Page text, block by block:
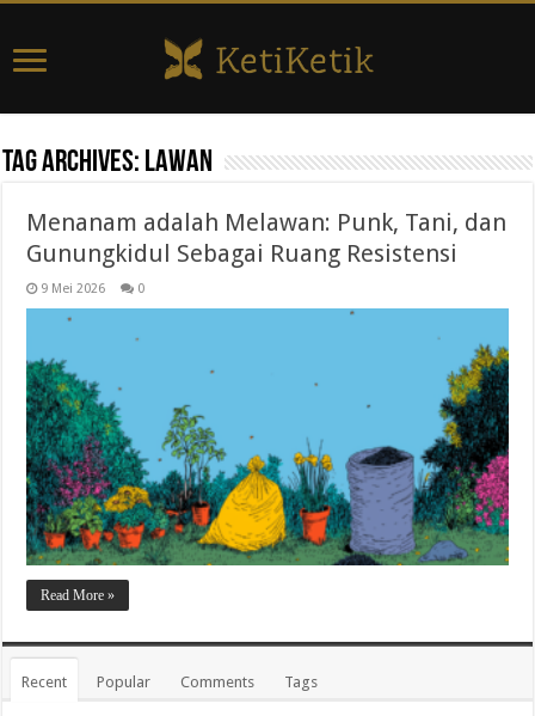
Tag Archives: lawan
Menanam adalah Melawan: Punk, Tani, dan
Gunungkidul Sebagai Ruang Resistensi
9 Mei 2026 0
Read More »
Recent Popular Comments Tags